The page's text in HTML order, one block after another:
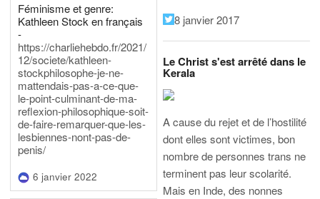
Féminisme et genre:
Kathleen Stock en français
-
https://charliehebdo.fr/2021/
12/societe/kathleen-
stockphilosophe-je-ne-
mattendais-pas-a-ce-que-
le-point-culminant-de-ma-
reflexion-philosophique-soit-
de-faire-remarquer-que-les-
lesbiennes-nont-pas-de-
penis/
6 janvier 2022
8 janvier 2017
Le Christ s'est arrêté dans le
Kerala
A cause du rejet et de l’hostilité
dont elles sont victimes, bon
nombre de personnes trans ne
terminent pas leur scolarité.
Mais en Inde, des nonnes